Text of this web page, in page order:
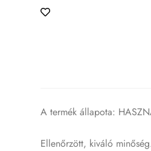
A termék állapota:
Ellenőrzött, kiváló